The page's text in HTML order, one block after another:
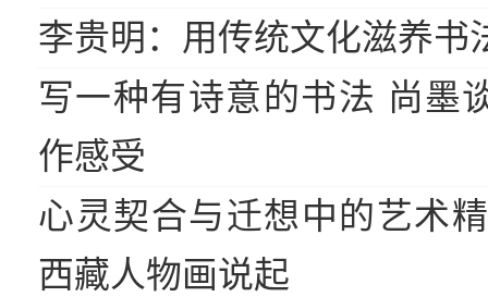
李贵明：用传统文化滋养书
写一种有诗意的书法 尚墨
作感受
心灵契合与迁想中的艺术
西藏人物画说起